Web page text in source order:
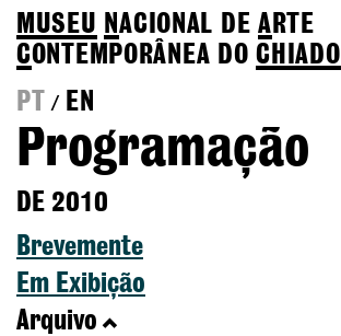
MUSEU NACIONAL DEA RTE
CONTEMPORÂNEA DOCHIADO
PT
/ EN
Programação
DE 2010
Brevemente
Em Exibição
Arquivo